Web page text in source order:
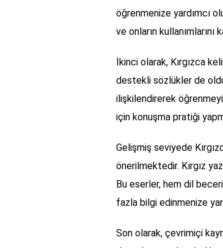
öğrenmenize yardımcı
ve onların kullanımlarını
İkinci olarak, Kırgızca
destekli sözlükler de
ilişkilendirerek öğrenmeyi
için konuşma pratiği
Gelişmiş seviyede
önerilmektedir. Kırgız
Bu eserler, hem dil
fazla bilgi edinmenize
Son olarak, çevrimiçi